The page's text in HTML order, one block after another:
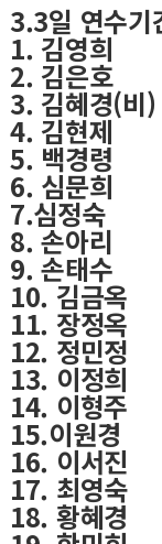
3.3일 연수기
1. 김영희
2. 김은호
3. 김혜경(비)
4. 김현제
5. 백경령
6. 심문희
7.심정숙
8. 손아리
9. 손태수
10. 김금옥
11. 장정옥
12. 정민정
13. 이정희
14. 이형주
15.이원경
16. 이서진
17. 최영숙
18. 황혜경